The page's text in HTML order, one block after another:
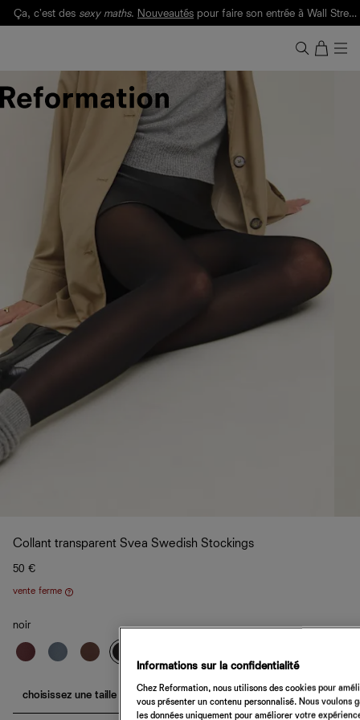
Ça, c'est des sexy maths. Nouveautés pour faire son entrée à Wall Street.
Collant transparent Svea Swedish Stockings
50 €
vente ferme
Aide
noir
choisissez une taille
Informations sur la confidentialité
Chez Reformation, nous utilisons des cookies pour
vous présenter un contenu personnalisé. Nous
les données uniquement pour améliorer votre